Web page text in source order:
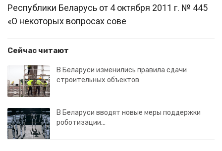
Республики Беларусь от 4 октября 2011 г. № 445
«О некоторых вопросах сове
Сейчас читают
В Беларуси изменились правила сдачи
строительных объектов
В Беларуси вводят новые меры поддержки
роботизации…